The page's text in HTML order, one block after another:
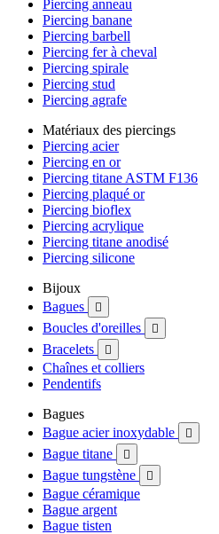
Piercing anneau
Piercing banane
Piercing barbell
Piercing fer à cheval
Piercing spirale
Piercing stud
Piercing agrafe
Matériaux des piercings
Piercing acier
Piercing en or
Piercing titane ASTM F136
Piercing plaqué or
Piercing bioflex
Piercing acrylique
Piercing titane anodisé
Piercing silicone
Bijoux
Bagues

Boucles d'oreilles 
Bracelets 
Chaînes et colliers
Pendentifs
Bagues
Bague acier inoxydable

Bague titane 
Bague tungstène 
Bague céramique
Bague argent
Bague tisten